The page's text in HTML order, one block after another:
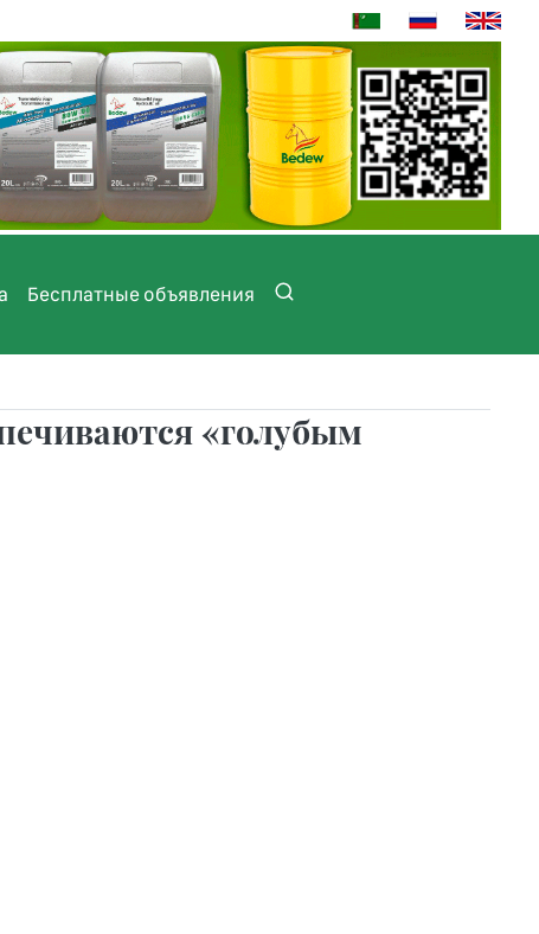
Бесплатные объявления
«голубым